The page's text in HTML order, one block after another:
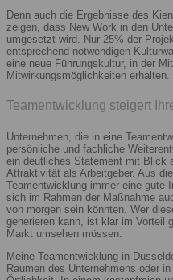
Denn auch die Ergebnisse des
zeigen, dass New Work in den
umgesetzt wird. Nur 25% der
entsprechend notwendigen
eine neue Führungskultur, in der
Mitwirkungsmöglichkeiten erhalten.
Teamentwicklung steigert
Unternehmen, die in eine
persönliche und fachliche
ein deutliches Statement mit Blick
Attraktivität als Arbeitgeber. Aus
Teamentwicklung immer eine
sich im Rahmen der Maßnahme
von morgen sein könnten. Wer
generieren kann, ist klar im Vorteil
Markt umsehen müssen.
Meine Teamentwicklung in
Räumen des Unternehmens oder